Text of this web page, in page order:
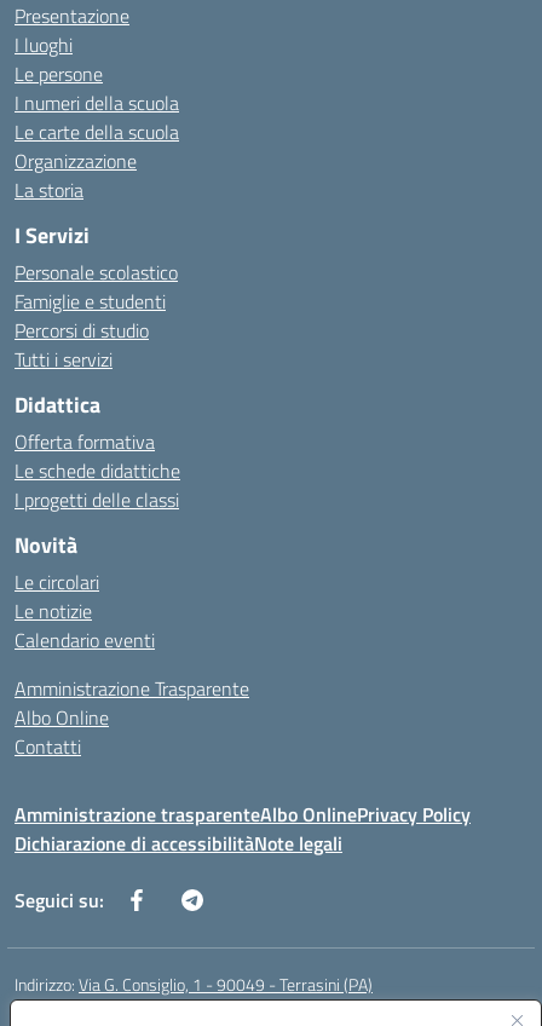
Presentazione
I luoghi
Le persone
I numeri della scuola
Le carte della scuola
Organizzazione
La storia
I Servizi
Personale scolastico
Famiglie e studenti
Percorsi di studio
Tutti i servizi
Didattica
Offerta formativa
Le schede didattiche
I progetti delle classi
Novità
Le circolari
Le notizie
Calendario eventi
Amministrazione Trasparente
Albo Online
Contatti
Amministrazione trasparenteAlbo OnlinePrivacy Policy
Dichiarazione di accessibilitàNote legali
Seguici su:
Indirizzo:Via G. Consiglio, 1 - 90049 - Terrasini (PA)
Centralino: